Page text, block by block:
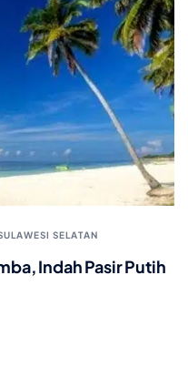
SELATAN
Indah Pasir Putih